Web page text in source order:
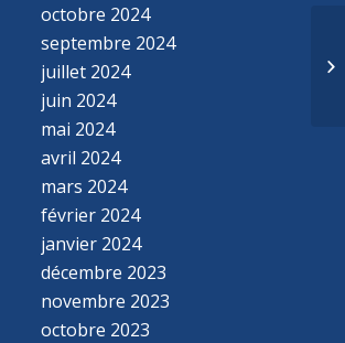
octobre 2024
septembre 2024
juillet 2024
juin 2024
mai 2024
avril 2024
mars 2024
février 2024
janvier 2024
décembre 2023
novembre 2023
octobre 2023